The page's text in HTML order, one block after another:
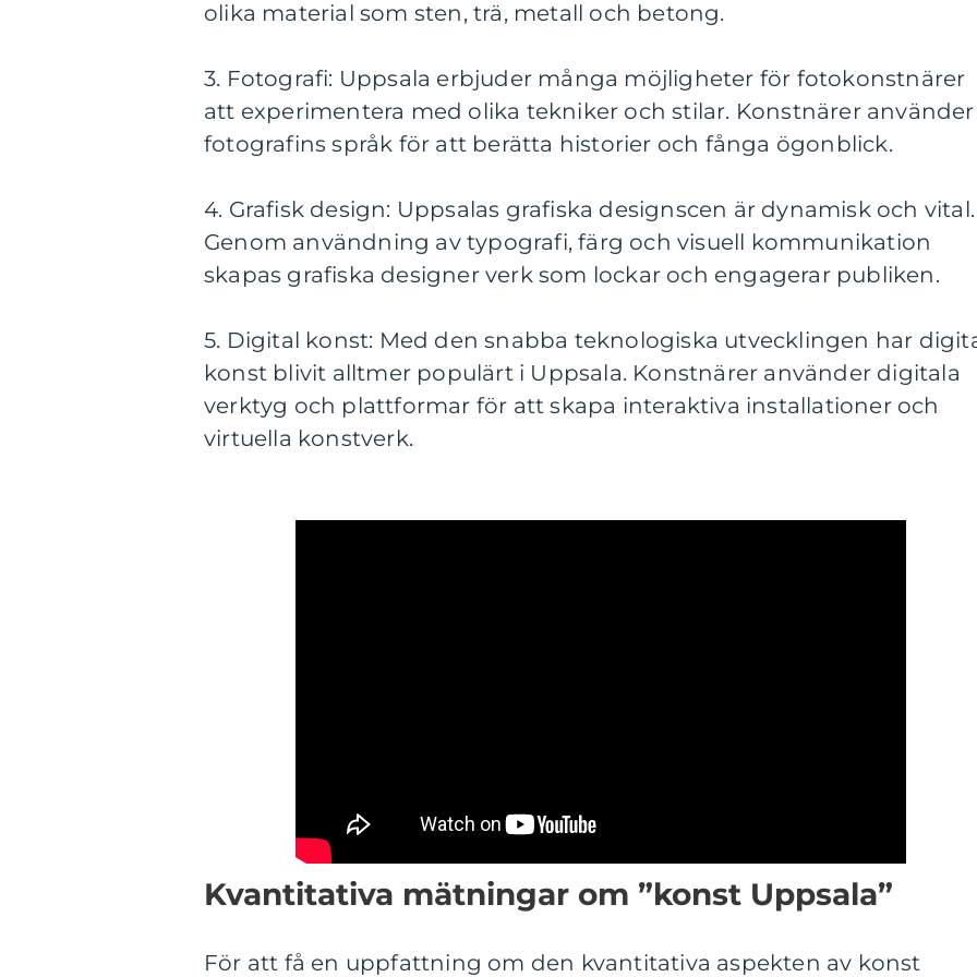
olika material som sten, trä, metall och betong.
3. Fotografi: Uppsala erbjuder många möjligheter för fotokonstnärer
att experimentera med olika tekniker och stilar. Konstnärer använder
fotografins språk för att berätta historier och fånga ögonblick.
4. Grafisk design: Uppsalas grafiska designscen är dynamisk och vital.
Genom användning av typografi, färg och visuell kommunikation
skapas grafiska designer verk som lockar och engagerar publiken.
5. Digital konst: Med den snabba teknologiska utvecklingen har
konst blivit alltmer populärt i Uppsala. Konstnärer använder digitala
verktyg och plattformar för att skapa interaktiva installationer och
virtuella konstverk.
Kvantitativa mätningar om ”konst Uppsala”
För att få en uppfattning om den kvantitativa aspekten av konst